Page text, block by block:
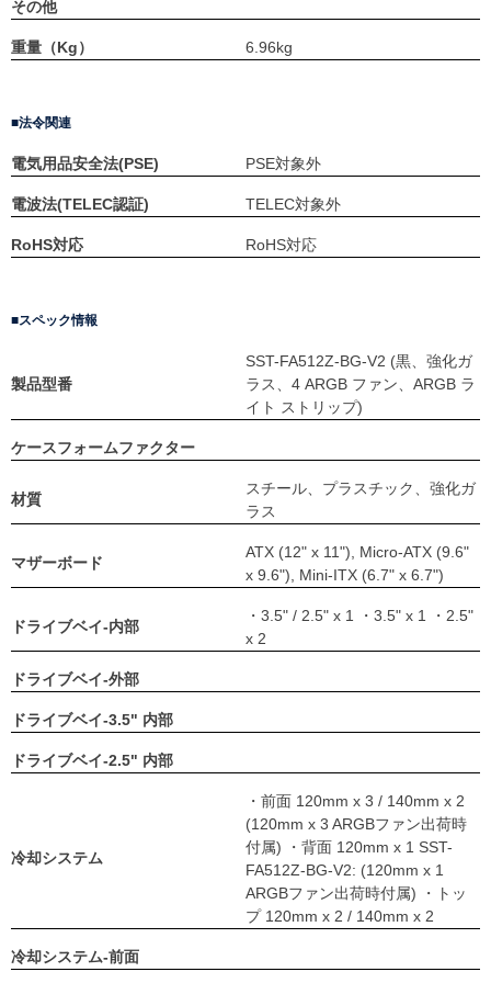
その他
重量（Kg） 6.96kg
法令関連
電気用品安全法(PSE) PSE対象外
電波法(TELEC認証) TELEC対象外
RoHS対応 RoHS対応
スペック情報
製品型番
SST-FA512Z-BG-V2 (黒、強化ガ
ラス、4 ARGB ファン、ARGB ラ
イト ストリップ)
ケースフォームファクター
材質
スチール、プラスチック、強化ガ
ラス
マザーボード
ATX (12" x 11"), Micro-ATX (9.6"
x 9.6"), Mini-ITX (6.7" x 6.7")
ドライブベイ-内部
・3.5" / 2.5" x 1 ・3.5" x 1 ・2.5"
x 2
ドライブベイ-外部
ドライブベイ-3.5" 内部
ドライブベイ-2.5" 内部
冷却システム
・前面 120mm x 3 / 140mm x 2
(120mm x 3 ARGBファン出荷時
付属) ・背面 120mm x 1 SST-
FA512Z-BG-V2: (120mm x 1
ARGBファン出荷時付属) ・トッ
プ 120mm x 2 / 140mm x 2
冷却システム-前面